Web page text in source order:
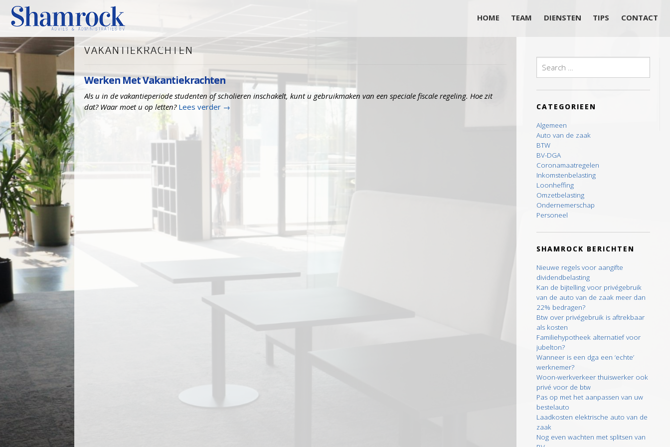
HOME TEAM DIENSTEN TIPS CONTACT
for:
CATEGORIEEN
Algemeen
Auto van de zaak
BTW
BV-DGA
Coronamaatregelen
Inkomstenbelasting
Loonheffing
Omzetbelasting
Ondernemerschap
Personeel
SHAMROCK BERICHTEN
Nieuwe regels voor aangifte
dividendbelasting
Kan de bijtelling voor privégebruik
van de auto van de zaak meer dan
22% bedragen?
Btw over privégebruik is aftrekbaar
als kosten
Familiehypotheek alternatief voor
jubelton?
Wanneer is een dga een ‘echte’
werknemer?
Woon-werkverkeer thuiswerker ook
privé voor de btw
Pas op met het aanpassen van uw
bestelauto
Laadkosten elektrische auto van de
zaak
Nog even wachten met splitsen van
VAKANTIEKRACHTEN
Werken Met Vakantiekrachten
Als u in de vakantieperiode studenten of scholieren inschakelt, kunt u gebruikmaken van een speciale fiscale regeling. Hoe zit
dat? Waar moet u op letten? Lees verder →